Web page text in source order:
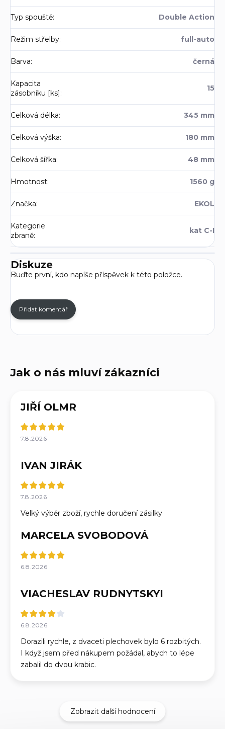
Typ spouště: Double Action
Režim střelby: full-auto
Barva: černá
Kapacita
zásobníku [ks]:
15
Celková délka: 345 mm
Celková výška: 180 mm
Celková šířka: 48 mm
Hmotnost: 1560 g
Značka: EKOL
Kategorie
zbraně:
kat C-I
Diskuze
Buďte první, kdo napíše příspěvek k této položce.
Přidat komentář
JIŘÍ OLMR
7.8.2026
IVAN JIRÁK
7.8.2026
Velký výběr zboží, rychle doručení zásilky
MARCELA SVOBODOVÁ
6.8.2026
VIACHESLAV RUDNYTSKYI
6.8.2026
Dorazili rychle, z dvaceti plechovek bylo 6 rozbitých.
I když jsem před nákupem požádal, abych to lépe
zabalil do dvou krabic.
Zobrazit další hodnocení